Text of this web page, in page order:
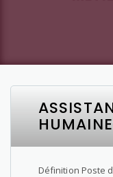
Définition Poste